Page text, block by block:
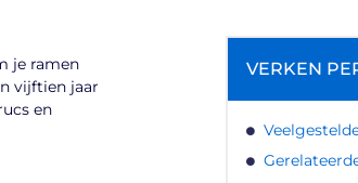
je ramen
vijftien jaar
en
VERKEN